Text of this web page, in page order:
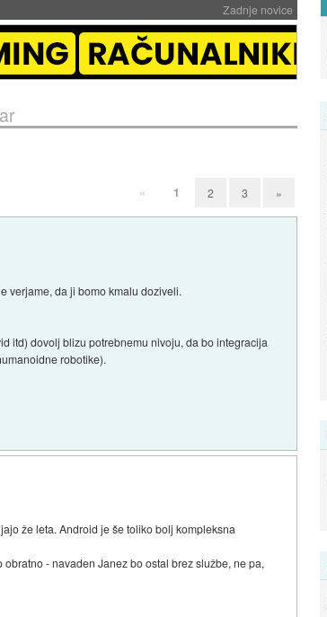
Zadnje novice
« 1 2 3 »
verjame, da ji bomo kmalu doziveli.
itd) dovolj blizu potrebnemu nivoju, da bo integracija
robotike).
že leta. Android je še toliko bolj kompleksna
- navaden Janez bo ostal brez službe, ne pa,